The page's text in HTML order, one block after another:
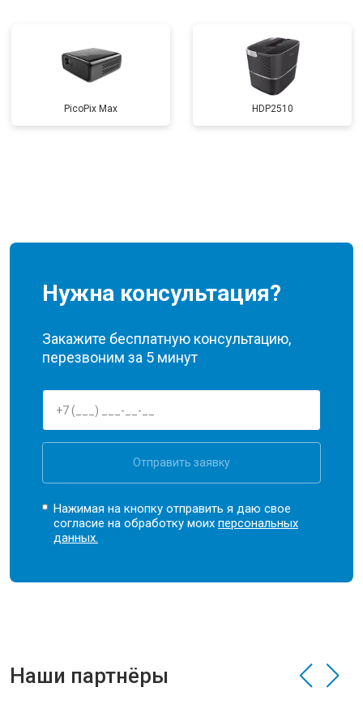
PicoPix Max HDP2510
Нужна консультация?
Закажите бесплатную консультацию,
перезвоним за 5 минут
Отправить заявку
Нажимая на кнопку отправить я даю свое
согласие на обработку моихперсональных
данных.
Наши партнёры